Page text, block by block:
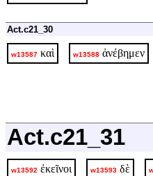
Act.c21_30
w13587 καὶ w13588 ἀνέβημεν
Act.c21_31
w13592 ἐκεῖνοι w13593 δὲ